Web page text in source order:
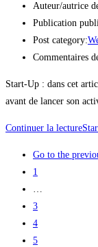
Auteur/autrice
Publication
Post category:
Commentaires
Start-Up : dans cet
avant de lancer son
Continuer la lecture
Go to the
1
…
3
4
5